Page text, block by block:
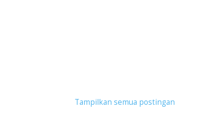
Tampilkan semua postingan